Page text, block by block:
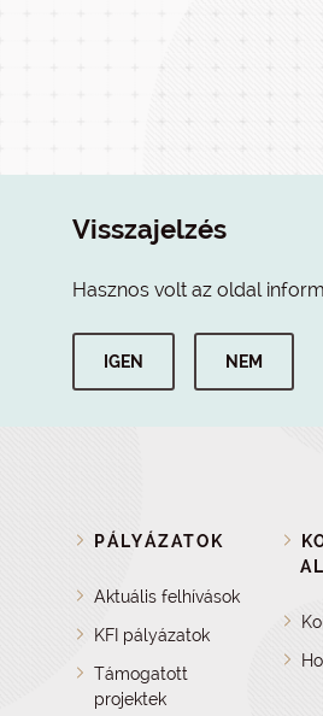
Visszajelzés
Hasznos volt az oldal
IGEN NEM
PÁLYÁZATOK
Aktuális felhívások
KFI pályázatok
Támogatott
projektek